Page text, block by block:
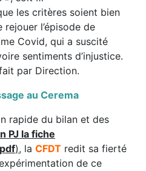
les critères soient bien
l’épisode de
Covid, qui a suscité
sentiments d’injustice.
par Direction.
au Cerema
rapide du bilan et des
PJ la fiche
), la CFDT redit sa fierté
de ce